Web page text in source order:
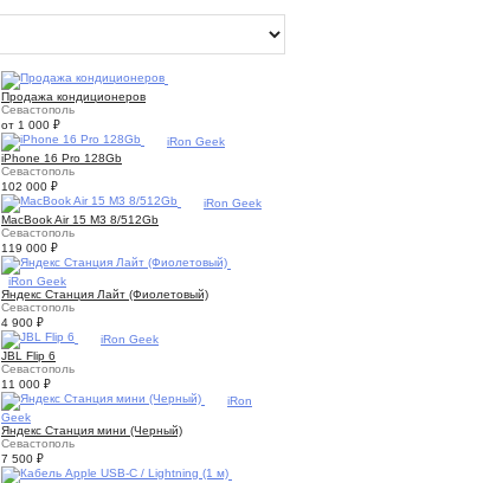
Продажа кондиционеров
Севастополь
от 1 000 ₽
iRon Geek
iPhone 16 Pro 128Gb
Севастополь
102 000 ₽
iRon Geek
MacBook Air 15 M3 8/512Gb
Севастополь
119 000 ₽
iRon Geek
Яндекс Станция Лайт (Фиолетовый)
Севастополь
4 900 ₽
iRon Geek
JBL Flip 6
Севастополь
11 000 ₽
iRon
Geek
Яндекс Станция мини (Черный)
Севастополь
7 500 ₽